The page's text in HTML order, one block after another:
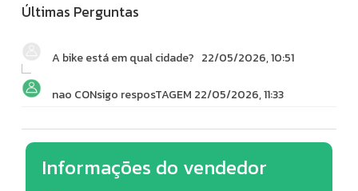
Últimas Perguntas
A bike está em qual cidade? 22/05/2026, 10:51
nao CONsigo resposTAGEM 22/05/2026, 11:33
Informações do vendedor